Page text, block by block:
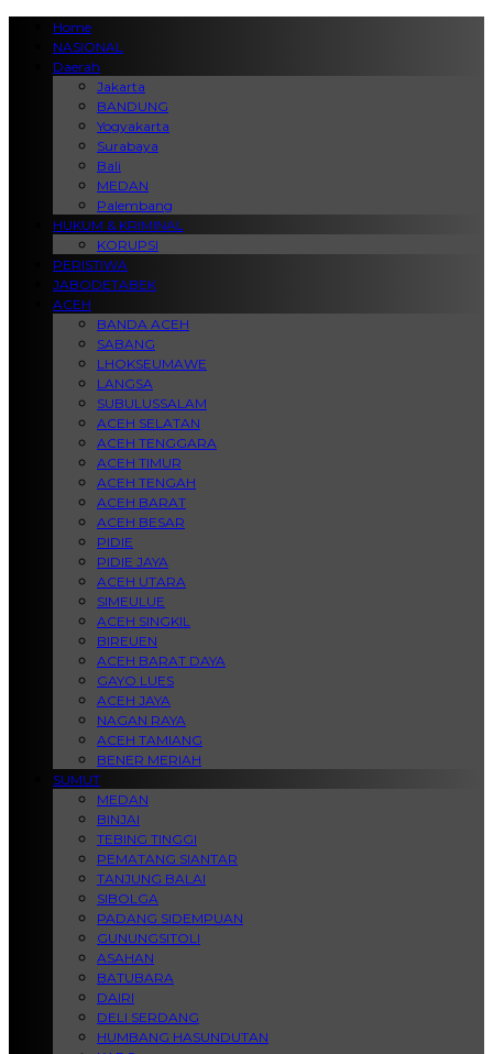
Home
NASIONAL
Daerah
Jakarta
BANDUNG
Yogyakarta
Surabaya
Bali
MEDAN
Palembang
HUKUM & KRIMINAL
KORUPSI
PERISTIWA
JABODETABEK
ACEH
BANDA ACEH
SABANG
LHOKSEUMAWE
LANGSA
SUBULUSSALAM
ACEH SELATAN
ACEH TENGGARA
ACEH TIMUR
ACEH TENGAH
ACEH BARAT
ACEH BESAR
PIDIE
PIDIE JAYA
ACEH UTARA
SIMEULUE
ACEH SINGKIL
BIREUEN
ACEH BARAT DAYA
GAYO LUES
ACEH JAYA
NAGAN RAYA
ACEH TAMIANG
BENER MERIAH
SUMUT
MEDAN
BINJAI
TEBING TINGGI
PEMATANG SIANTAR
TANJUNG BALAI
SIBOLGA
PADANG SIDEMPUAN
GUNUNGSITOLI
ASAHAN
BATUBARA
DAIRI
DELI SERDANG
HUMBANG HASUNDUTAN